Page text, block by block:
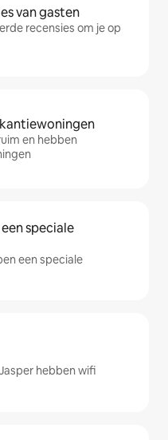
van gasten
recensies om je op
en hebben
speciale
een speciale
hebben wifi